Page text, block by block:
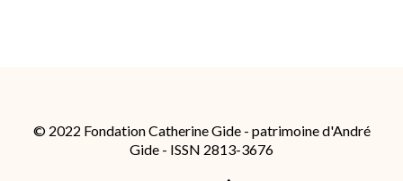
© 2022 Fondation Catherine Gide - patrimoine d'André
Gide - ISSN 2813-3676